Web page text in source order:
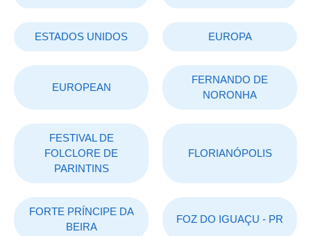
ESTADOS UNIDOS EUROPA
EUROPEAN
FERNANDO DE
NORONHA
FESTIVAL DE
FOLCLORE DE
PARINTINS
FLORIANÓPOLIS
FORTE PRÍNCIPE DA
BEIRA
FOZ DO IGUAÇU - PR